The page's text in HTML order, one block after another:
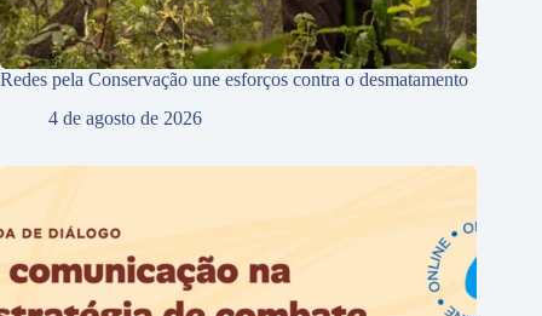
Redes pela Conservação une esforços contra o desmatamento
4 de agosto de 2026